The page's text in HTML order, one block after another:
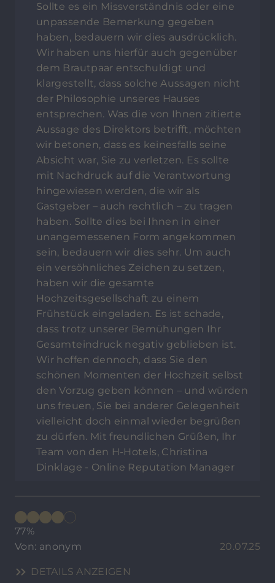
Sollte es ein Missverständnis oder eine
unpassende Bemerkung gegeben
haben, bedauern wir dies ausdrücklich.
Wir haben uns hierfür auch gegenüber
dem Brautpaar entschuldigt und
klargestellt, dass solche Aussagen nicht
der Philosophie unseres Hauses
entsprechen. Was die von Ihnen zitierte
Aussage des Direktors betrifft, möchten
wir betonen, dass es keinesfalls seine
Absicht war, Sie zu verletzen. Es sollte
mit Nachdruck auf die Verantwortung
hingewiesen werden, die wir als
Gastgeber – auch rechtlich – zu tragen
haben. Sollte dies bei Ihnen in einer
unangemessenen Form angekommen
sein, bedauern wir dies sehr. Um auch
ein versöhnliches Zeichen zu setzen,
haben wir die gesamte
Hochzeitsgesellschaft zu einem
Frühstück eingeladen. Es ist schade,
dass trotz unserer Bemühungen Ihr
Gesamteindruck negativ geblieben ist.
Wir hoffen dennoch, dass Sie den
schönen Momenten der Hochzeit selbst
den Vorzug geben können – und würden
uns freuen, Sie bei anderer Gelegenheit
vielleicht doch einmal wieder begrüßen
zu dürfen. Mit freundlichen Grüßen, Ihr
Team von den H-Hotels, Christina
Dinklage - Online Reputation Manager
77%
Von: anonym
20.07.25
DETAILS ANZEIGEN